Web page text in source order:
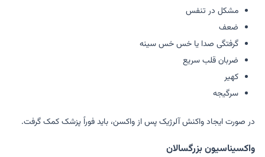
مشکل در تنفس
ضعف
گرفتگی صدا یا خس خس سینه
ضربان قلب سریع
کهیر
سرگیجه
در صورت ایجاد واکنش آلرژیک پس از واکسن، باید فوراً پزشک کمک گرفت.
واکسیناسیون بزرگسالان